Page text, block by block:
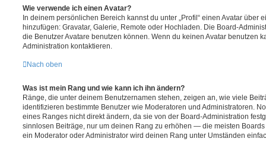
Wie verwende ich einen Avatar?
In deinem persönlichen Bereich kannst du unter „Profil“ einen Avatar über
hinzufügen: Gravatar, Galerie, Remote oder Hochladen. Die Board-
die Benutzer Avatare benutzen können. Wenn du keinen Avatar benutzen
Administration kontaktieren.
Nach oben
Was ist mein Rang und wie kann ich ihn ändern?
Ränge, die unter deinem Benutzernamen stehen, zeigen an, wie viele
identifizieren bestimmte Benutzer wie Moderatoren und Administratoren.
eines Ranges nicht direkt ändern, da sie von der Board-Administration
sinnlosen Beiträge, nur um deinen Rang zu erhöhen — die meisten
ein Moderator oder Administrator wird deinen Rang unter Umständen